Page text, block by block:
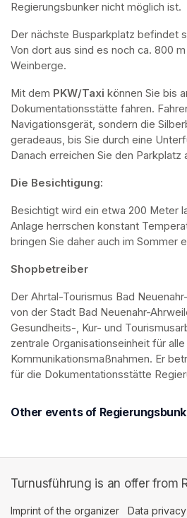
Regierungsbunker nicht möglich ist.
Der nächste Busparkplatz befindet
Von dort aus sind es noch ca. 800
Weinberge.
Mit dem PKW/Taxi können Sie bis
Dokumentationsstätte fahren.
Navigationsgerät, sondern die
geradeaus, bis Sie durch eine
Danach erreichen Sie den
Die Besichtigung:
Besichtigt wird ein etwa 200 Meter
Anlage herrschen konstant
bringen Sie daher auch im Sommer
Shopbetreiber
Der Ahrtal-Tourismus Bad
von der Stadt Bad Neuenahr-
Gesundheits-, Kur- und
zentrale Organisationseinheit für
Kommunikationsmaßnahmen. Er
für die Dokumentationsstätte
Other events of
Turnusführung is an offer from
Imprint of the organizer (opens in a
Data